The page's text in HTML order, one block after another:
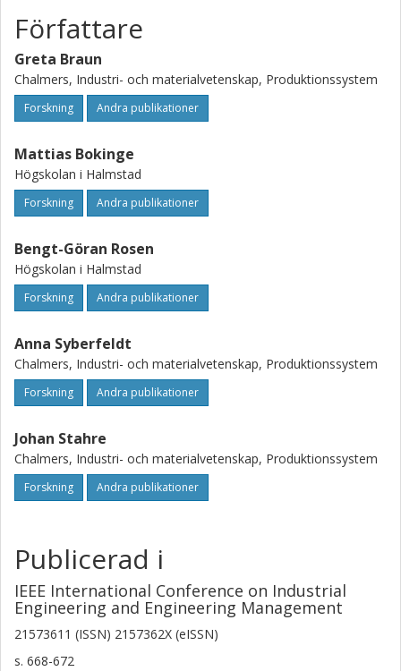
Författare
Greta Braun
Chalmers, Industri- och materialvetenskap, Produktionssystem
Forskning Andra publikationer
Mattias Bokinge
Högskolan i Halmstad
Forskning Andra publikationer
Bengt-Göran Rosen
Högskolan i Halmstad
Forskning Andra publikationer
Anna Syberfeldt
Chalmers, Industri- och materialvetenskap, Produktionssystem
Forskning Andra publikationer
Johan Stahre
Chalmers, Industri- och materialvetenskap, Produktionssystem
Forskning Andra publikationer
Publicerad i
IEEE International Conference on Industrial
Engineering and Engineering Management
21573611 (ISSN) 2157362X (eISSN)
s. 668-672